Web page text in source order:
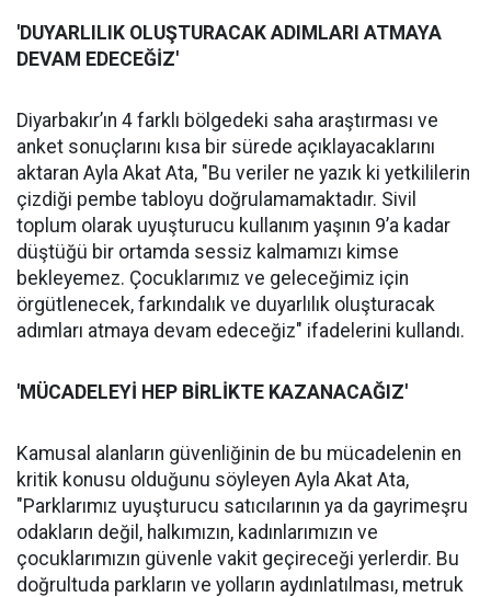
'DUYARLILIK OLUŞTURACAK ADIMLARI ATMAYA
DEVAM EDECEĞİZ'
Diyarbakır’ın 4 farklı bölgedeki saha araştırması ve
anket sonuçlarını kısa bir sürede açıklayacaklarını
aktaran Ayla Akat Ata, "Bu veriler ne yazık ki yetkililerin
çizdiği pembe tabloyu doğrulamamaktadır. Sivil
toplum olarak uyuşturucu kullanım yaşının 9’a kadar
düştüğü bir ortamda sessiz kalmamızı kimse
bekleyemez. Çocuklarımız ve geleceğimiz için
örgütlenecek, farkındalık ve duyarlılık oluşturacak
adımları atmaya devam edeceğiz" ifadelerini kullandı.
'MÜCADELEYİ HEP BİRLİKTE KAZANACAĞIZ'
Kamusal alanların güvenliğinin de bu mücadelenin en
kritik konusu olduğunu söyleyen Ayla Akat Ata,
"Parklarımız uyuşturucu satıcılarının ya da gayrimeşru
odakların değil, halkımızın, kadınlarımızın ve
çocuklarımızın güvenle vakit geçireceği yerlerdir. Bu
doğrultuda parkların ve yolların aydınlatılması, metruk